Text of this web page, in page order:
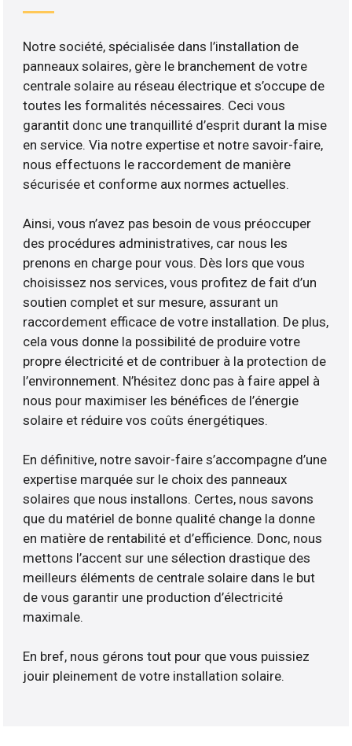
Notre société, spécialisée dans l’installation de
panneaux solaires, gère le branchement de votre
centrale solaire au réseau électrique et s’occupe de
toutes les formalités nécessaires. Ceci vous
garantit donc une tranquillité d’esprit durant la mise
en service. Via notre expertise et notre savoir-faire,
nous effectuons le raccordement de manière
sécurisée et conforme aux normes actuelles.
Ainsi, vous n’avez pas besoin de vous préoccuper
des procédures administratives, car nous les
prenons en charge pour vous. Dès lors que vous
choisissez nos services, vous profitez de fait d’un
soutien complet et sur mesure, assurant un
raccordement efficace de votre installation. De plus,
cela vous donne la possibilité de produire votre
propre électricité et de contribuer à la protection de
l’environnement. N’hésitez donc pas à faire appel à
nous pour maximiser les bénéfices de l’énergie
solaire et réduire vos coûts énergétiques.
En définitive, notre savoir-faire s’accompagne d’une
expertise marquée sur le choix des panneaux
solaires que nous installons. Certes, nous savons
que du matériel de bonne qualité change la donne
en matière de rentabilité et d’efficience. Donc, nous
mettons l’accent sur une sélection drastique des
meilleurs éléments de centrale solaire dans le but
de vous garantir une production d’électricité
maximale.
En bref, nous gérons tout pour que vous puissiez
jouir pleinement de votre installation solaire.